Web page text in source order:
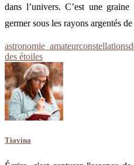
dans l’univers. C’est une
germer sous les rayons argentés
astronomie amateurconstellations
des étoiles
Tiavina